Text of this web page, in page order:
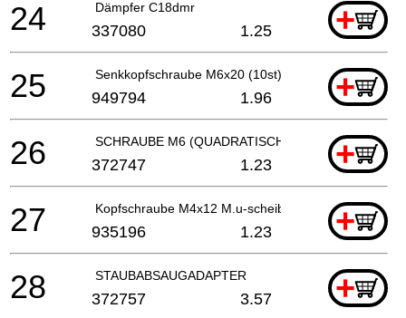
Dämpfer C18dmr +
24 337080 1.25
Senkkopfschraube M6x20 (10st) +
25 949794 1.96
SCHRAUBE M6 (QUADRATISCH) +
26 372747 1.23
Kopfschraube M4x12 M.u-scheibe (schwarz), C 8fshe
+
27 935196 1.23
STAUBABSAUGADAPTER +
28 372757 3.57